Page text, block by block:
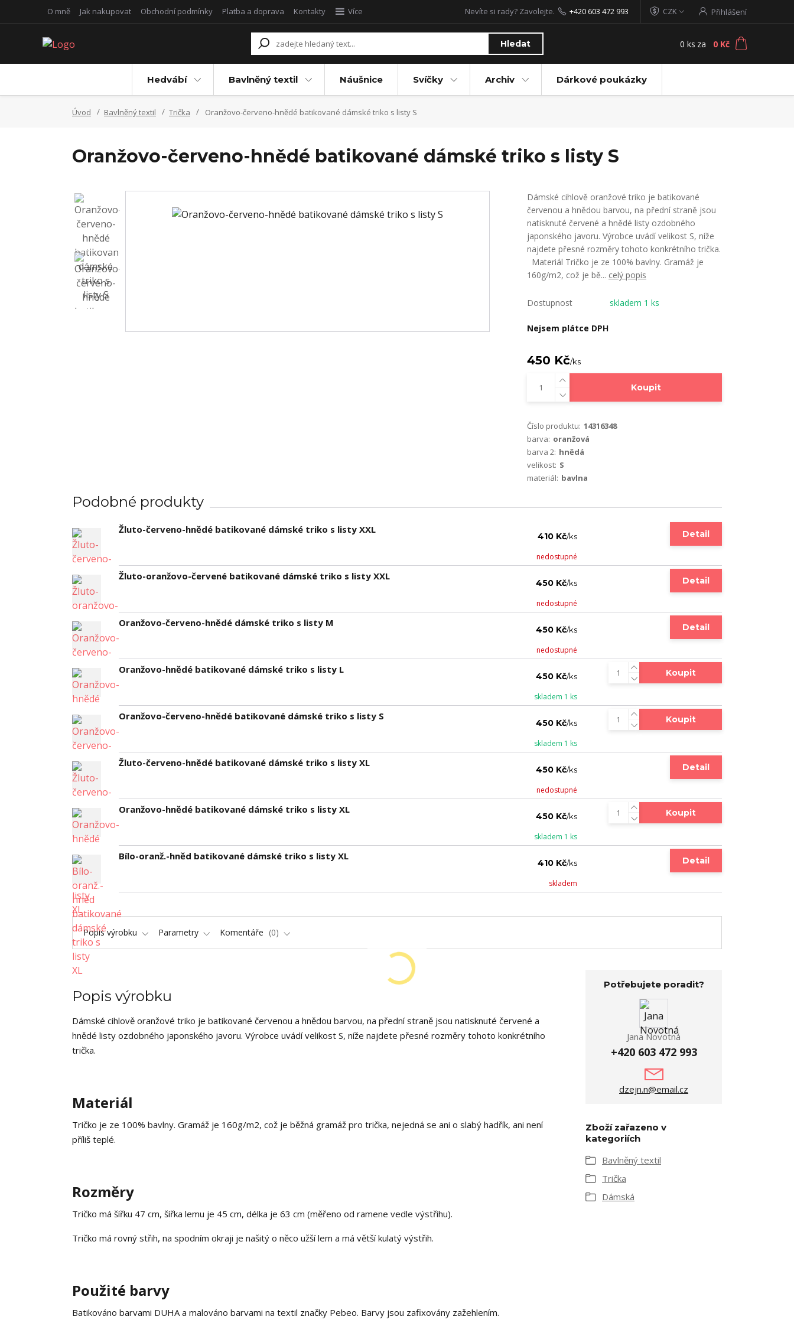
O mně Jak nakupovat Obchodní podmínky Platba a doprava Kontakty Více CZK Přihlášení
Hledat
Nevíte si rady? Zavolejte. +420 603 472 993
0 ks za 0 Kč
Hedvábí Bavlněný textil Náušnice Svíčky Archiv Dárkové poukázky
Úvod Bavlněný textil Trička Oranžovo-červeno-hnědé batikované dámské triko s listy S
Oranžovo-červeno-hnědé batikované dámské triko s listy S
Dámské cihlově oranžové triko je batikované
červenou a hnědou barvou, na přední straně jsou
natisknuté červené a hnědé listy ozdobného
japonského javoru. Výrobce uvádí velikost S, níže
najdete přesné rozměry tohoto konkrétního trička.
Materiál Tričko je ze 100% bavlny. Gramáž je
160g/m2, což je bě... celý popis
Dostupnost skladem 1 ks
Nejsem plátce DPH
450 Kč/ks
Koupit
Číslo produktu: 14316348
barva: oranžová
barva 2: hnědá
velikost: S
materiál: bavlna
Podobné produkty
Žluto-červeno-hnědé batikované dámské triko s listy XXL
410 Kč/ks
nedostupné
Detail
Žluto-oranžovo-červené batikované dámské triko s listy XXL
450 Kč/ks
nedostupné
Detail
Oranžovo-červeno-hnědé dámské triko s listy M
450 Kč/ks
nedostupné
Detail
Oranžovo-hnědé batikované dámské triko s listy L
450 Kč/ks
skladem 1 ks
Koupit
Oranžovo-červeno-hnědé batikované dámské triko s listy S
450 Kč/ks
skladem 1 ks
Koupit
Žluto-červeno-hnědé batikované dámské triko s listy XL
450 Kč/ks
nedostupné
Detail
Oranžovo-hnědé batikované dámské triko s listy XL
450 Kč/ks
skladem 1 ks
Koupit
Bílo-oranž.-hněd batikované dámské triko s listy XL
410 Kč/ks
skladem
Detail
Popis výrobku Parametry Komentáře 0
Popis výrobku
Dámské cihlově oranžové triko je batikované červenou a hnědou barvou, na přední straně jsou natisknuté červené a
hnědé listy ozdobného japonského javoru. Výrobce uvádí velikost S, níže najdete přesné rozměry tohoto konkrétního
trička.
Materiál
Tričko je ze 100% bavlny. Gramáž je 160g/m2, což je běžná gramáž pro trička, nejedná se ani o slabý hadřík, ani není
příliš teplé.
Rozměry
Tričko má šířku 47 cm, šířka lemu je 45 cm, délka je 63 cm (měřeno od ramene vedle výstřihu).
Tričko má rovný střih, na spodním okraji je našitý o něco užší lem a má větší kulatý výstřih.
Použité barvy
Batikováno barvami DUHA a malováno barvami na textil značky Pebeo. Barvy jsou zafixovány zažehlením.
Potřebujete poradit?
Jana Novotná
+420 603 472 993
dzejn.n@email.cz
Zboží zařazeno v
kategoriích
Bavlněný textil
Trička
Dámská